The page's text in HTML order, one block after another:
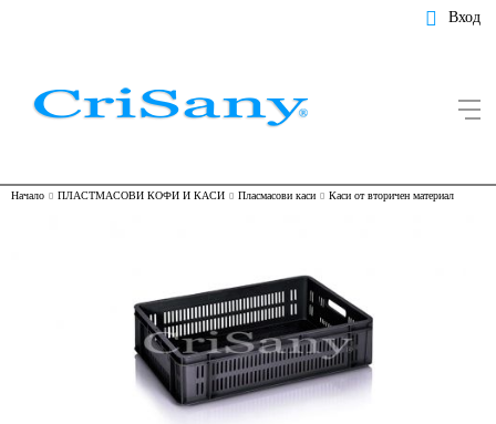
Вход
Начало ПЛАСТМАСОВИ КОФИ И КАСИ Пласмасови каси Каси от вторичен материал